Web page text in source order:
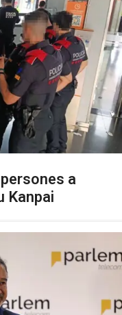
a
Kanpai